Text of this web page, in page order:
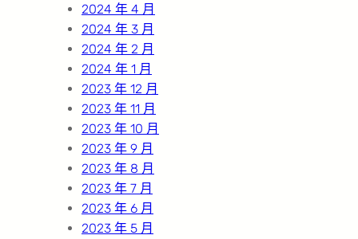
2024 年 4 月
2024 年 3 月
2024 年 2 月
2024 年 1 月
2023 年 12 月
2023 年 11 月
2023 年 10 月
2023 年 9 月
2023 年 8 月
2023 年 7 月
2023 年 6 月
2023 年 5 月